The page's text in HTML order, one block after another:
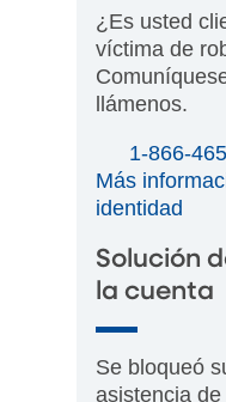
¿Es usted
víctima de
llámenos.
1-866-
Más
identidad
Solución
la cuenta
Se bloqueó
asistencia